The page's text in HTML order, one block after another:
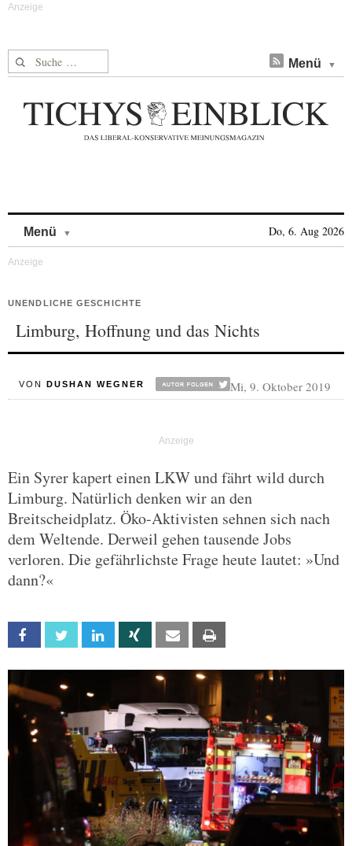
Suche nach: Menü
Menü Do, 6. Aug 2026
UNENDLICHE GESCHICHTE
Limburg, Hoffnung und das Nichts
VON DUSHAN WEGNER Mi, 9. Oktober 2019
Ein Syrer kapert einen LKW und fährt wild durch
Limburg. Natürlich denken wir an den
Breitscheidplatz. Öko-Aktivisten sehnen sich nach
dem Weltende. Derweil gehen tausende Jobs
verloren. Die gefährlichste Frage heute lautet: »Und
dann?«
Facebook Twitter Linkedin Xing Email